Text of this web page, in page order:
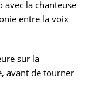
avec la chanteuse
entre la voix
sur la
avant de tourner